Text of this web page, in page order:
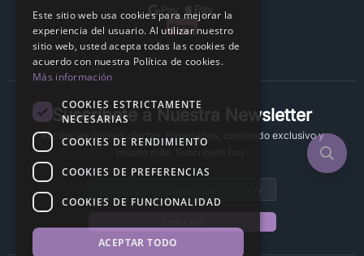
Suscríbete a Nuestra Newsletter
Recibe las últimas ofertas, novedades, contenido exclusivo y
Este sitio web usa cookies para mejorar la
experiencia del usuario. Al utilizar nuestro
sitio web, usted acepta todas las cookies de
acuerdo con nuestra Política de cookies.
Más información
COOKIES ESTRICTAMENTE
NECESARIAS
COOKIES DE RENDIMIENTO
COOKIES DE PREFERENCIAS
COOKIES DE FUNCIONALIDAD
ACEPTAR TODO